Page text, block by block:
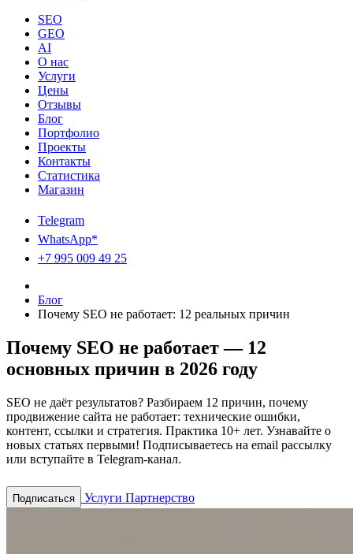
SEO
GEO
AI
О нас
Услуги
Цены
Отзывы
Блог
Портфолио
Проекты
Контакты
Статистика
Магазин
Telegram
WhatsApp*
+7 995 009 49 25
Блог
Почему SEO не работает: 12 реальных причин
Почему SEO не работает — 12
основных причин в 2026 году
SEO не даёт результатов? Разбираем 12 причин, почему
продвижение сайта не работает: технические ошибки,
контент, ссылки и стратегия. Практика 10+ лет. Узнавайте о
новых статьях первыми! Подписываетесь на email рассылку
или вступайте в Telegram-канал.
Подписаться Услуги Партнерство